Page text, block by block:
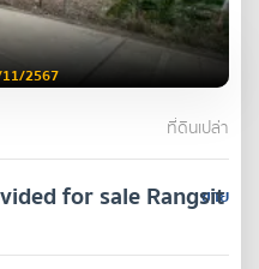
2567
ที่ดินเปล่า
ขาย
for sale Rangsit